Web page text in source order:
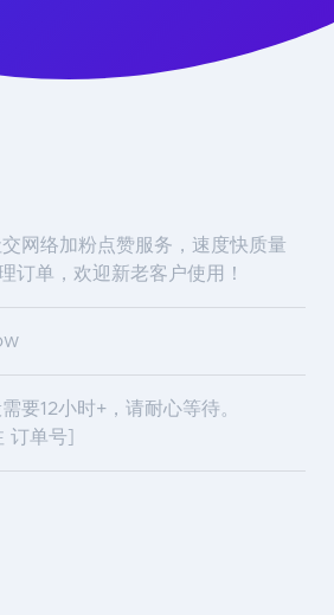
网络加粉点赞服务，速度快质量
订单，欢迎新老客户使用！
要12小时+，请耐心等待。
订单号]